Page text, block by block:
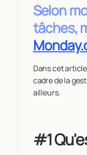
Selon
tâches,
Dans cet
cadre de la
ailleurs.
#1